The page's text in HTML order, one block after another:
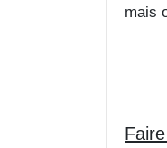
mais